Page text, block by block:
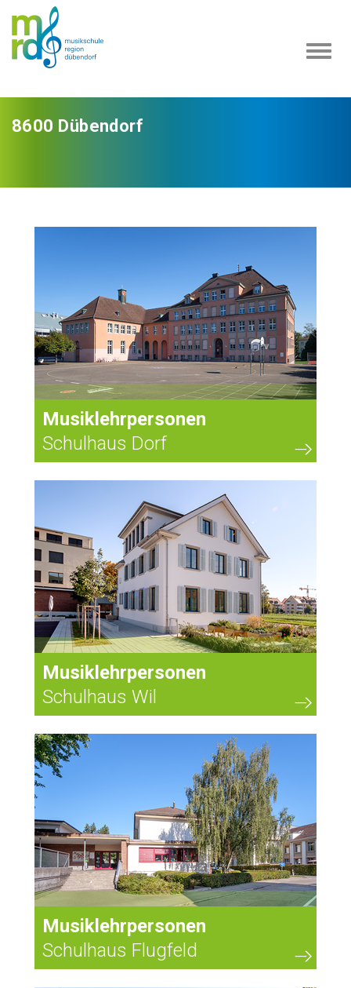
8600 Dübendorf
Musiklehrpersonen
Schulhaus Dorf
Musiklehrpersonen
Schulhaus Flugfeld
Musiklehrpersonen
Schulhaus Wil